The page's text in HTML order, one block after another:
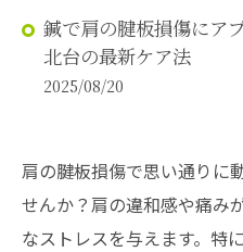
鍼で肩の腱板損傷にア
北台の最新ケア法
2025/08/20
肩の腱板損傷で思い通りに
せんか？肩の違和感や痛み
なストレスを与えます。特